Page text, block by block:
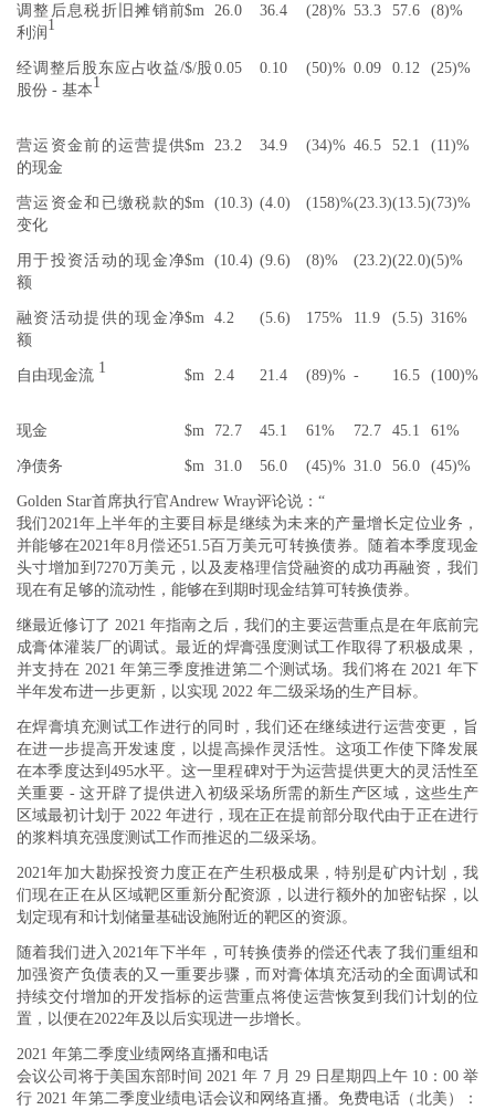
调整后息税折旧摊销前
利润1
$m 26.0 36.4 (28)% 53.3 57.6 (8)%
经调整后股东应占收益/
股份 - 基本1
$/股 0.05 0.10 (50)% 0.09 0.12 (25)%
营运资金前的运营提供
的现金
$m 23.2 34.9 (34)% 46.5 52.1 (11)%
营运资金和已缴税款的
变化
$m (10.3) (4.0) (158)%(23.3)(13.5)(73)%
用于投资活动的现金净
额
$m (10.4) (9.6) (8)% (23.2)(22.0)(5)%
融资活动提供的现金净
额
$m 4.2 (5.6) 175% 11.9 (5.5) 316%
自由现金流 1 $m 2.4 21.4 (89)% - 16.5 (100)%
现金 $m 72.7 45.1 61% 72.7 45.1 61%
净债务 $m 31.0 56.0 (45)% 31.0 56.0 (45)%
Golden Star首席执行官Andrew Wray评论说：“
我们2021年上半年的主要目标是继续为未来的产量增长定位业务，
并能够在2021年8月偿还51.5百万美元可转换债券。随着本季度现金
头寸增加到7270万美元，以及麦格理信贷融资的成功再融资，我们
现在有足够的流动性，能够在到期时现金结算可转换债券。
继最近修订了 2021 年指南之后，我们的主要运营重点是在年底前完
成膏体灌装厂的调试。最近的焊膏强度测试工作取得了积极成果，
并支持在 2021 年第三季度推进第二个测试场。我们将在 2021 年下
半年发布进一步更新，以实现 2022 年二级采场的生产目标。
在焊膏填充测试工作进行的同时，我们还在继续进行运营变更，旨
在进一步提高开发速度，以提高操作灵活性。这项工作使下降发展
在本季度达到495水平。这一里程碑对于为运营提供更大的灵活性至
关重要 - 这开辟了提供进入初级采场所需的新生产区域，这些生产
区域最初计划于 2022 年进行，现在正在提前部分取代由于正在进行
的浆料填充强度测试工作而推迟的二级采场。
2021年加大勘探投资力度正在产生积极成果，特别是矿内计划，我
们现在正在从区域靶区重新分配资源，以进行额外的加密钻探，以
划定现有和计划储量基础设施附近的靶区的资源。
随着我们进入2021年下半年，可转换债券的偿还代表了我们重组和
加强资产负债表的又一重要步骤，而对膏体填充活动的全面调试和
持续交付增加的开发指标的运营重点将使运营恢复到我们计划的位
置，以便在2022年及以后实现进一步增长。
2021 年第二季度业绩网络直播和电话
会议公司将于美国东部时间 2021 年 7 月 29 日星期四上午 10：00 举
行 2021 年第二季度业绩电话会议和网络直播。免费电话（北美）：